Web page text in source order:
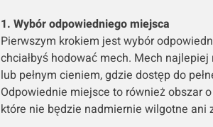
1. Wybór odpowiedniego miejsca
Pierwszym krokiem jest wybór
chciałbyś hodować mech. Mech
lub pełnym cieniem, gdzie dostęp do
Odpowiednie miejsce to również obszar
które nie będzie nadmiernie wilgotne ani